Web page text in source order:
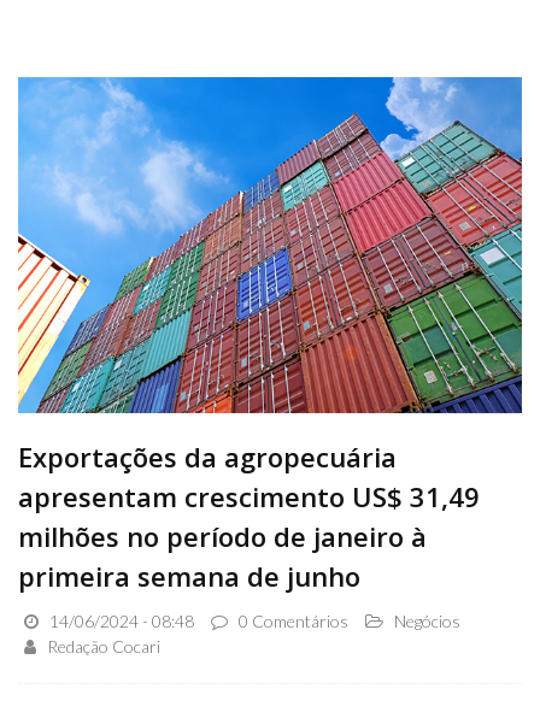
Exportações da agropecuária
apresentam crescimento US$ 31,49
milhões no período de janeiro à
primeira semana de junho
14/06/2024 - 08:48 0 Comentários
Negócios
Redação Cocari